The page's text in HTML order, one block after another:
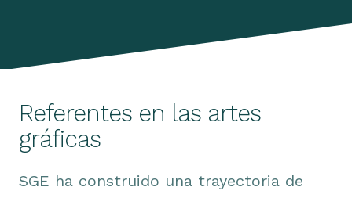
Referentes en las artes
gráficas
SGE ha construido una trayectoria de